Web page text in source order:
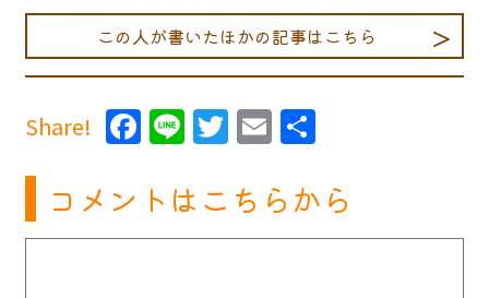
この人が書いたほかの記事はこちら
Share! Facebook
LineTwitter
Email
コメントはこちらから